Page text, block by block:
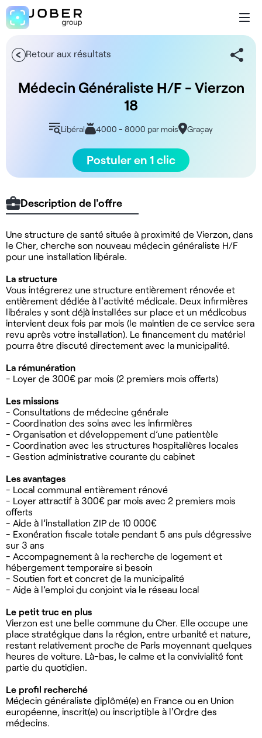
Retour aux résultats
Médecin Généraliste H/F - Vierzon
18
Libéral 4000 - 8000 par mois Graçay
Postuler en 1 clic
Description de l'offre
Une structure de santé située à proximité de Vierzon, dans
le Cher, cherche son nouveau médecin généraliste H/F
pour une installation libérale.
La structure
Vous intégrerez une structure entièrement rénovée et
entièrement dédiée à l'activité médicale. Deux infirmières
libérales y sont déjà installées sur place et un médicobus
intervient deux fois par mois (le maintien de ce service sera
revu après votre installation). Le financement du matériel
pourra être discuté directement avec la municipalité.
La rémunération
- Loyer de 300€ par mois (2 premiers mois offerts)
Les missions
- Consultations de médecine générale
- Coordination des soins avec les infirmières
- Organisation et développement d’une patientèle
- Coordination avec les structures hospitalières locales
- Gestion administrative courante du cabinet
Les avantages
- Local communal entièrement rénové
- Loyer attractif à 300€ par mois avec 2 premiers mois
offerts
- Aide à l’installation ZIP de 10 000€
- Exonération fiscale totale pendant 5 ans puis dégressive
sur 3 ans
- Accompagnement à la recherche de logement et
hébergement temporaire si besoin
- Soutien fort et concret de la municipalité
- Aide à l’emploi du conjoint via le réseau local
Le petit truc en plus
Vierzon est une belle commune du Cher. Elle occupe une
place stratégique dans la région, entre urbanité et nature,
restant relativement proche de Paris moyennant quelques
heures de voiture. Là-bas, le calme et la convivialité font
partie du quotidien.
Le profil recherché
Médecin généraliste diplômé(e) en France ou en Union
européenne, inscrit(e) ou inscriptible à l'Ordre des
médecins.